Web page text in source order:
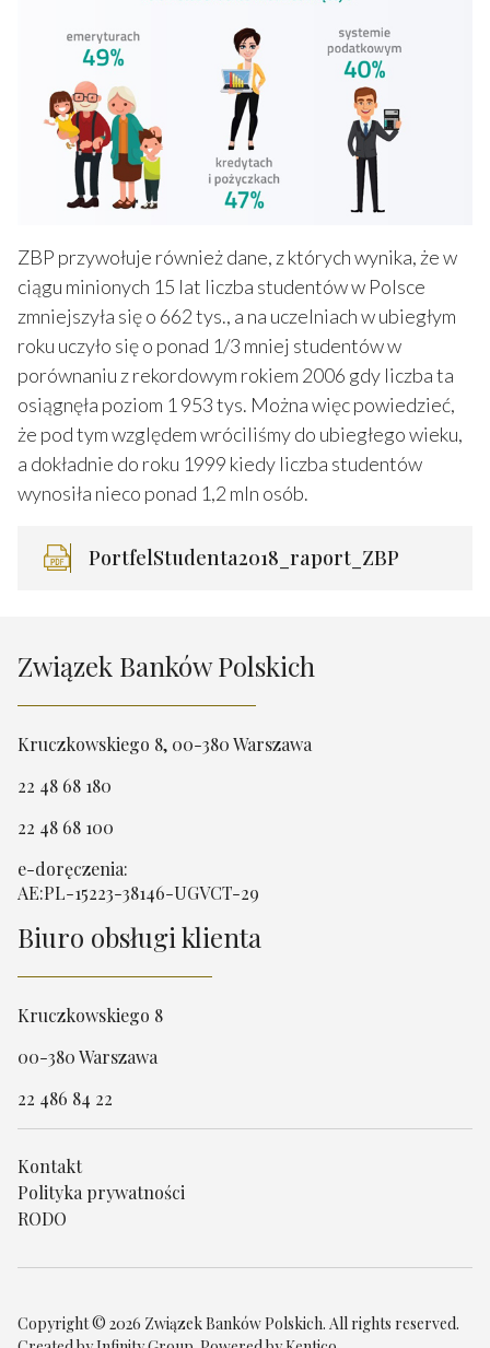
ZBP przywołuje również dane, z których wynika, że w
ciągu minionych 15 lat liczba studentów w Polsce
zmniejszyła się o 662 tys., a na uczelniach w ubiegłym
roku uczyło się o ponad 1/3 mniej studentów w
porównaniu z rekordowym rokiem 2006 gdy liczba ta
osiągnęła poziom 1 953 tys. Można więc powiedzieć,
że pod tym względem wróciliśmy do ubiegłego wieku,
a dokładnie do roku 1999 kiedy liczba studentów
wynosiła nieco ponad 1,2 mln osób.
PortfelStudenta2018_raport_ZBP
Związek Banków Polskich
Kruczkowskiego 8, 00-380 Warszawa
22 48 68 180
22 48 68 100
e-doręczenia:
AE:PL-15223-38146-UGVCT-29
Biuro obsługi klienta
Kruczkowskiego 8
00-380 Warszawa
22 486 84 22
Kontakt
Polityka prywatności
RODO
Copyright © 2026 Związek Banków Polskich. All rights reserved.